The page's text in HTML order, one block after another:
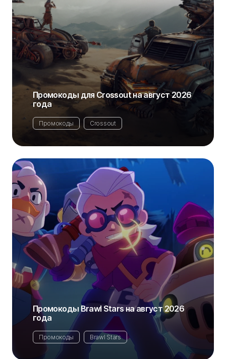
Промокоды для Crossout на август 2026
года
Промокоды Crossout
Промокоды Brawl Stars на август 2026
года
Промокоды Brawl Stars